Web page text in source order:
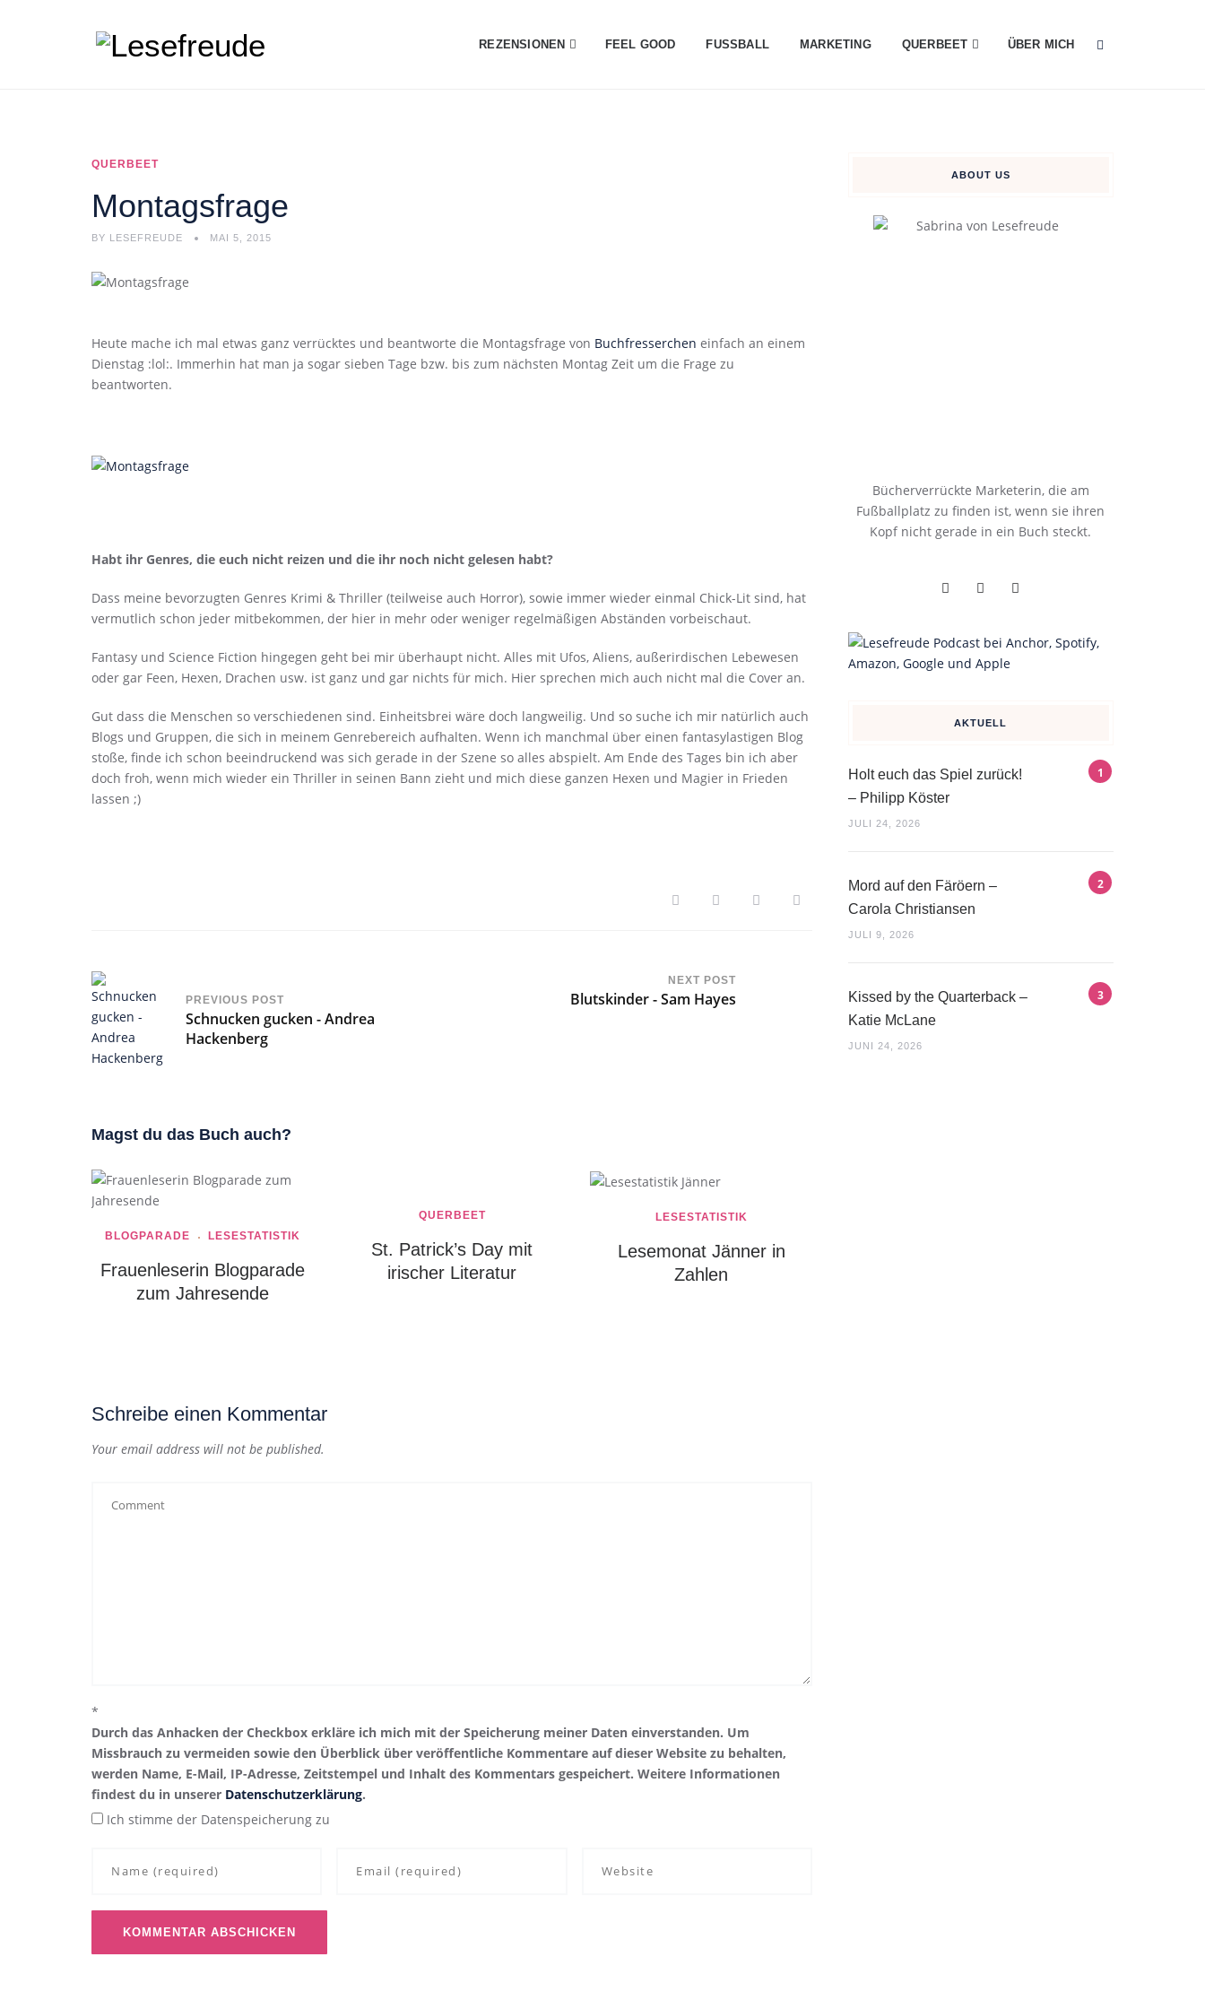
REZENSIONEN FEEL GOOD FUSSBALL MARKETING QUERBEET ÜBER MICH
QUERBEET
Montagsfrage
BY LESEFREUDE MAI 5, 2015
Heute mache ich mal etwas ganz verrücktes und beantworte die Montagsfrage von Buchfresserchen einfach an einem
Dienstag :lol:. Immerhin hat man ja sogar sieben Tage bzw. bis zum nächsten Montag Zeit um die Frage zu
beantworten.
Habt ihr Genres, die euch nicht reizen und die ihr noch nicht gelesen habt?
Dass meine bevorzugten Genres Krimi & Thriller (teilweise auch Horror), sowie immer wieder einmal Chick-Lit sind, hat
vermutlich schon jeder mitbekommen, der hier in mehr oder weniger regelmäßigen Abständen vorbeischaut.
Fantasy und Science Fiction hingegen geht bei mir überhaupt nicht. Alles mit Ufos, Aliens, außerirdischen Lebewesen
oder gar Feen, Hexen, Drachen usw. ist ganz und gar nichts für mich. Hier sprechen mich auch nicht mal die Cover an.
Gut dass die Menschen so verschiedenen sind. Einheitsbrei wäre doch langweilig. Und so suche ich mir natürlich auch
Blogs und Gruppen, die sich in meinem Genrebereich aufhalten. Wenn ich manchmal über einen fantasylastigen Blog
stoße, finde ich schon beeindruckend was sich gerade in der Szene so alles abspielt. Am Ende des Tages bin ich aber
doch froh, wenn mich wieder ein Thriller in seinen Bann zieht und mich diese ganzen Hexen und Magier in Frieden
lassen ;)
PREVIOUS POST
Schnucken gucken - Andrea
Hackenberg
NEXT POST
Blutskinder - Sam Hayes
Magst du das Buch auch?
BLOGPARADE LESESTATISTIK
Frauenleserin Blogparade
zum Jahresende
QUERBEET
St. Patrick’s Day mit
irischer Literatur
LESESTATISTIK
Lesemonat Jänner in
Zahlen
Schreibe einen Kommentar
Your email address will not be published.
*
Durch das Anhacken der Checkbox erkläre ich mich mit der Speicherung meiner Daten einverstanden. Um
Missbrauch zu vermeiden sowie den Überblick über veröffentliche Kommentare auf dieser Website zu behalten,
werden Name, E-Mail, IP-Adresse, Zeitstempel und Inhalt des Kommentars gespeichert. Weitere Informationen
findest du in unserer Datenschutzerklärung.
Ich stimme der Datenspeicherung zu
ABOUT US
Bücherverrückte Marketerin, die am
Fußballplatz zu finden ist, wenn sie ihren
Kopf nicht gerade in ein Buch steckt.
AKTUELL
Holt euch das Spiel zurück!
– Philipp Köster
JULI 24, 2026
Mord auf den Färöern –
Carola Christiansen
JULI 9, 2026
Kissed by the Quarterback –
Katie McLane
JUNI 24, 2026